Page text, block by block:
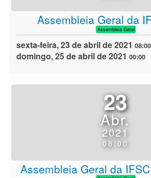
Assembleia Geral da
Assembleia Geral
sexta-feira, 23 de abril de 2021 08:00
domingo, 25 de abril de 2021 00:00
23
Abr.
2021
08:00
Assembleia Geral da